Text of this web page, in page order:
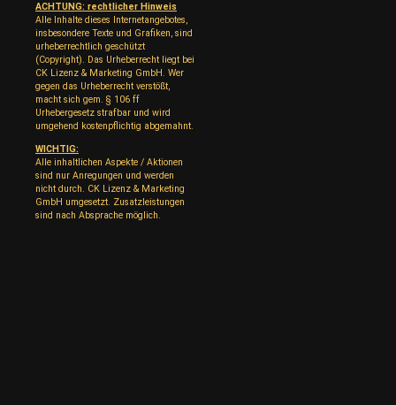
ACHTUNG: rechtlicher Hinweis
Alle Inhalte dieses Internetangebotes,
insbesondere Texte und Grafiken, sind
urheberrechtlich geschützt
(Copyright). Das Urheberrecht liegt bei
CK Lizenz & Marketing GmbH. Wer
gegen das Urheberrecht verstößt,
macht sich gem. § 106 ff
Urhebergesetz strafbar und wird
umgehend kostenpflichtig abgemahnt.
WICHTIG:
Alle inhaltlichen Aspekte / Aktionen
sind nur Anregungen und werden
nicht durch. CK Lizenz & Marketing
GmbH umgesetzt. Zusatzleistungen
sind nach Absprache möglich.